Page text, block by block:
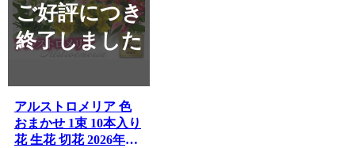
ご好評につき
終了しました
アルストロメリア 色
おまかせ 1束 10本入り
花 生花 切花 2026年6